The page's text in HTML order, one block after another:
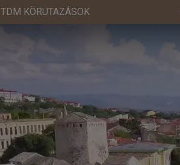
TDM KÖRUTAZÁSOK